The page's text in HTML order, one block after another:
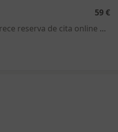
59 €
Este especialista no ofrece reserva de cita online en esta dirección.